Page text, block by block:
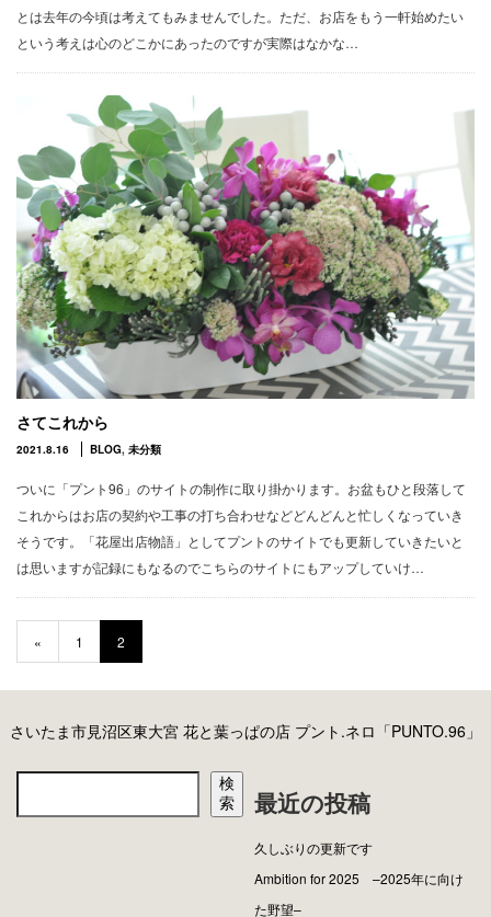
とは去年の今頃は考えてもみませんでした。ただ、お店をもう一軒始めたい
という考えは心のどこかにあったのですが実際はなかな…
さてこれから
2021.8.16 BLOG, 未分類
ついに「プント96」のサイトの制作に取り掛かります。お盆もひと段落して
これからはお店の契約や工事の打ち合わせなどどんどんと忙しくなっていき
そうです。「花屋出店物語」としてプントのサイトでも更新していきたいと
は思いますが記録にもなるのでこちらのサイトにもアップしていけ…
« 1 2
さいたま市見沼区東大宮 花と葉っぱの店 プント.ネロ「PUNTO.96」
検
索
最近の投稿
久しぶりの更新です
Ambition for 2025 –2025年に向け
た野望–